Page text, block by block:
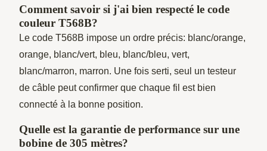
Comment savoir si j'ai bien respecté le code
couleur T568B?
Le code T568B impose un ordre précis: blanc/orange,
orange, blanc/vert, bleu, blanc/bleu, vert,
blanc/marron, marron. Une fois serti, seul un testeur
de câble peut confirmer que chaque fil est bien
connecté à la bonne position.
Quelle est la garantie de performance sur une
bobine de 305 mètres?